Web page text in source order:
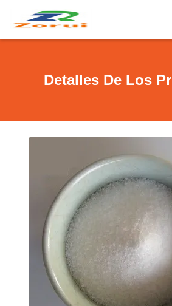
Detalles De Los